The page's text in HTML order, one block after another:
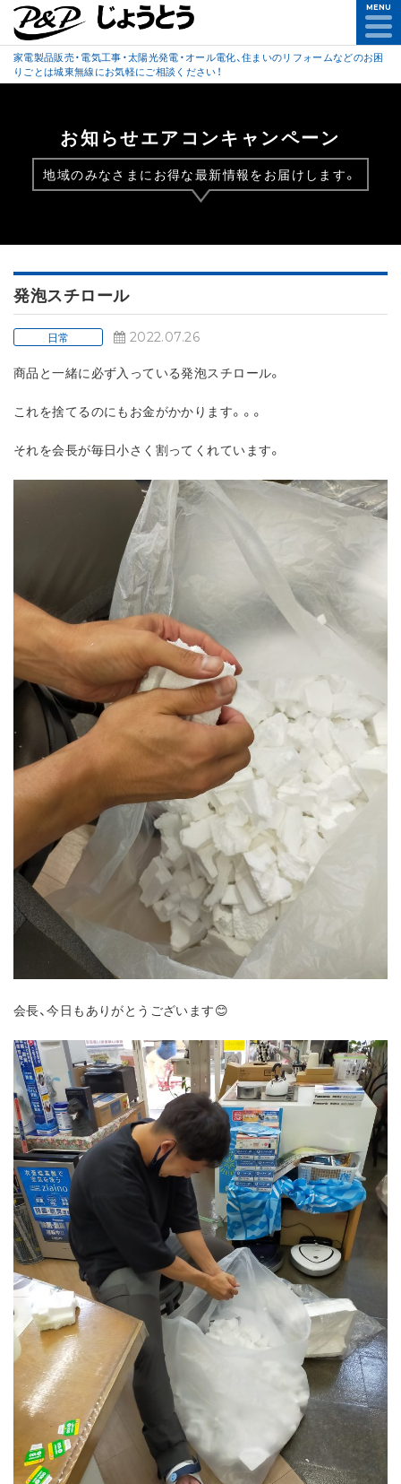
MENU
家電製品販売・電気工事・太陽光発電・オール電化、住まいのリフォームなどのお困
りごとは城東無線にお気軽にご相談ください！
お知らせエアコンキャンペーン
地域のみなさまにお得な最新情報をお届けします。
発泡スチロール
日常
2022.07.26
商品と一緒に必ず入っている発泡スチロール。
これを捨てるのにもお金がかかります。。。
それを会長が毎日小さく割ってくれています。
会長、今日もありがとうございます😊